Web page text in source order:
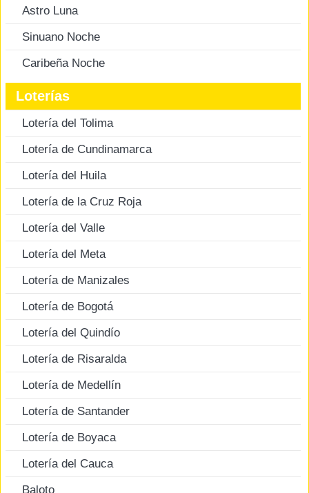
Astro Luna
Sinuano Noche
Caribeña Noche
Loterías
Lotería del Tolima
Lotería de Cundinamarca
Lotería del Huila
Lotería de la Cruz Roja
Lotería del Valle
Lotería del Meta
Lotería de Manizales
Lotería de Bogotá
Lotería del Quindío
Lotería de Risaralda
Lotería de Medellín
Lotería de Santander
Lotería de Boyaca
Lotería del Cauca
Baloto